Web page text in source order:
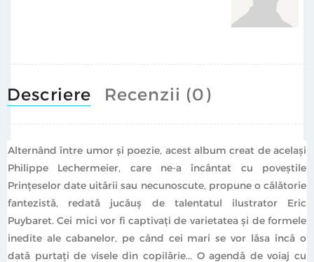
Descriere Recenzii (0)
Alternând între umor şi poezie, acest album creat de acelaşi
Philippe Lechermeier, care ne-a încântat cu poveştile
Prinţeselor date uitării sau necunoscute, propune o călătorie
fantezistă, redată jucăuş de talentatul ilustrator Eric
Puybaret. Cei mici vor fi captivaţi de varietatea şi de formele
inedite ale cabanelor, pe când cei mari se vor lăsa încă o
dată purtaţi de visele din copilărie... O agendă de voiaj cu